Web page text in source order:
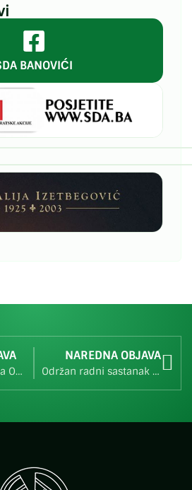
BANOVIĆI
Posjeta predstavnika OO SDA Lukavac u Banovićima
NAREDNA OBJAVA
Održan radni sastanak u mjesnom ogranku Aljkovići